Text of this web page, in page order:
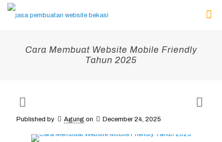
Cara Membuat Website Mobile Friendly
Tahun 2025
Published by Agung on December 24, 2025